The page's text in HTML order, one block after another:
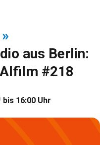
»
aus Berlin:
#218
bis 16:00 Uhr